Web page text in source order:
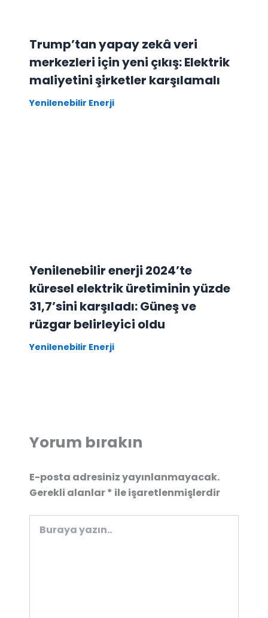
Trump’tan yapay zekâ veri
merkezleri için yeni çıkış: Elektrik
maliyetini şirketler karşılamalı
Yenilenebilir Enerji
Yenilenebilir enerji 2024’te
küresel elektrik üretiminin yüzde
31,7’sini karşıladı: Güneş ve
rüzgar belirleyici oldu
Yenilenebilir Enerji
Yorum bırakın
E-posta adresiniz yayınlanmayacak.
Gerekli alanlar* ile işaretlenmişlerdir
yazın..